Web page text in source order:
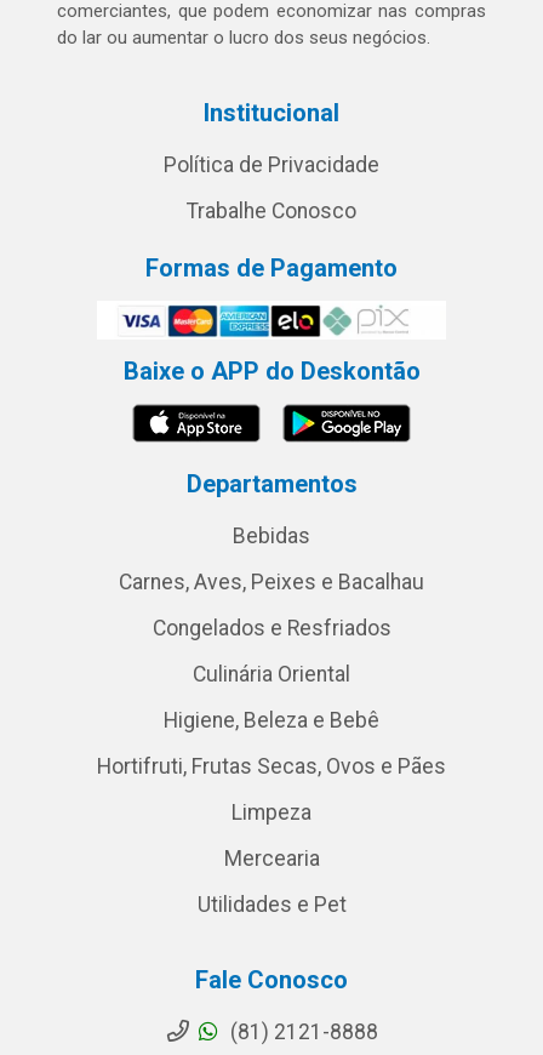
comerciantes, que podem economizar nas compras
do lar ou aumentar o lucro dos seus negócios.
Institucional
Política de Privacidade
Trabalhe Conosco
Formas de Pagamento
Baixe o APP do Deskontão
Departamentos
Bebidas
Carnes, Aves, Peixes e Bacalhau
Congelados e Resfriados
Culinária Oriental
Higiene, Beleza e Bebê
Hortifruti, Frutas Secas, Ovos e Pães
Limpeza
Mercearia
Utilidades e Pet
Fale Conosco
(81) 2121-8888